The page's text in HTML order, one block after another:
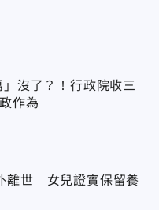
」沒了？！行政院收三
作為
離世 女兒證實保留養